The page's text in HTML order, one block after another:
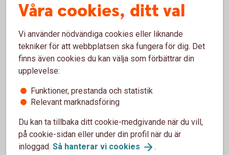
Vad är ett ISK?
Ett investeringssparkonto är en sparform där
du på ett enkelt sätt kan spara i fonder och
aktier.
redogöra för dem i din deklaration. Du betalar
alltså inte skatt om du säljer något med vinst
eller får utdelning. I stället betalar du en årlig
Våra cookies, ditt val
Vi använder nödvändiga cookies eller liknande
tekniker för att webbplatsen ska fungera för dig. Det
finns även cookies du kan välja som förbättrar din
upplevelse:
Funktioner, prestanda och statistik
Relevant marknadsföring
Du kan ta tillbaka ditt cookie-medgivande när du vill,
på cookie-sidan eller under din profil när du är
inloggad. Så hanterar vi cookies .